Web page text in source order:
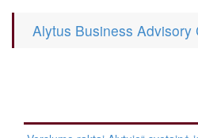
Alytus Business Advisory